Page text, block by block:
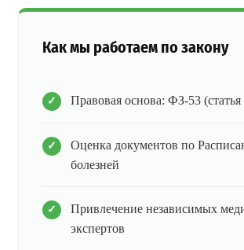
Как мы работаем по закону
Правовая основа: ФЗ-53 (статья
Оценка документов по
болезней
Привлечение независимых
экспертов